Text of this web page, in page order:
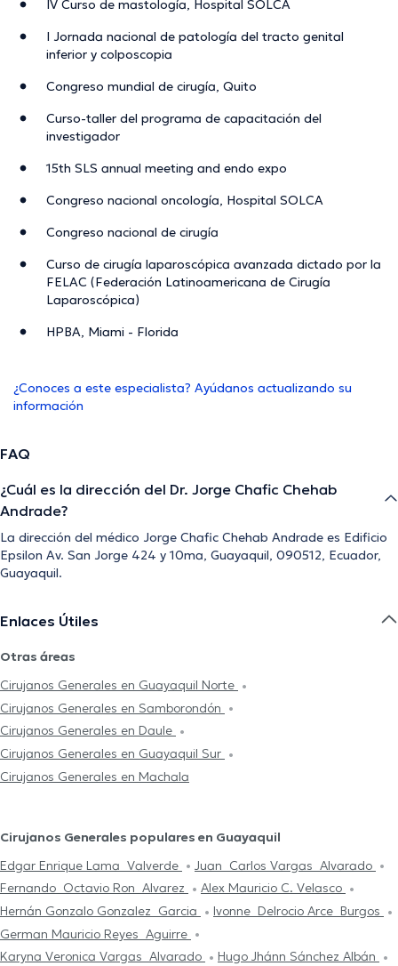
IV Curso de mastología, Hospital SOLCA
I Jornada nacional de patología del tracto genital
inferior y colposcopia
Congreso mundial de cirugía, Quito
Curso-taller del programa de capacitación del
investigador
15th SLS annual meeting and endo expo
Congreso nacional oncología, Hospital SOLCA
Congreso nacional de cirugía
Curso de cirugía laparoscópica avanzada dictado por la
FELAC (Federación Latinoamericana de Cirugía
Laparoscópica)
HPBA, Miami - Florida
¿Conoces a este especialista? Ayúdanos actualizando su
información
FAQ
¿Cuál es la dirección del Dr. Jorge Chafic Chehab
Andrade?
La dirección del médico Jorge Chafic Chehab Andrade es Edificio
Epsilon Av. San Jorge 424 y 10ma, Guayaquil, 090512, Ecuador,
Guayaquil.
Enlaces Útiles
Otras áreas
Cirujanos Generales en Guayaquil Norte
Cirujanos Generales en Samborondón
Cirujanos Generales en Daule
Cirujanos Generales en Guayaquil Sur
Cirujanos Generales en Machala
Cirujanos Generales populares en Guayaquil
Edgar Enrique Lama Valverde
Juan Carlos Vargas Alvarado
Fernando Octavio Ron Alvarez
Alex Mauricio C. Velasco
Hernán Gonzalo Gonzalez Garcia
Ivonne Delrocio Arce Burgos
German Mauricio Reyes Aguirre
Karyna Veronica Vargas Alvarado
Hugo Jhánn Sánchez Albán